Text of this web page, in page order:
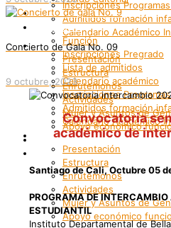
Inscripciones
Admitidos formación
Calendario Académico
Bienestar
Presentación
Estructura
Enrutemonos
Actividades
Mujer y Asuntos de
Apoyo económico
Internacionalización
Patrimonio
Grupos Artísticos
Registro
Función
Inscripciones Pregrado
Lista de admitidos
Calendario académico
Inscripciones
Admitidos formación
Calendario Académico
Bienestar
Presentación
Estructura
Enrutemonos
Actividades
Mujer y Asuntos de
Apoyo económico
Concierto de Gala No. 09
9 octubre, 2023
Convocatoria
académico de
Santiago de Cali, Octubre 05
PROGRAMA DE
ESTUDIANTIL
Instituto Departamental de